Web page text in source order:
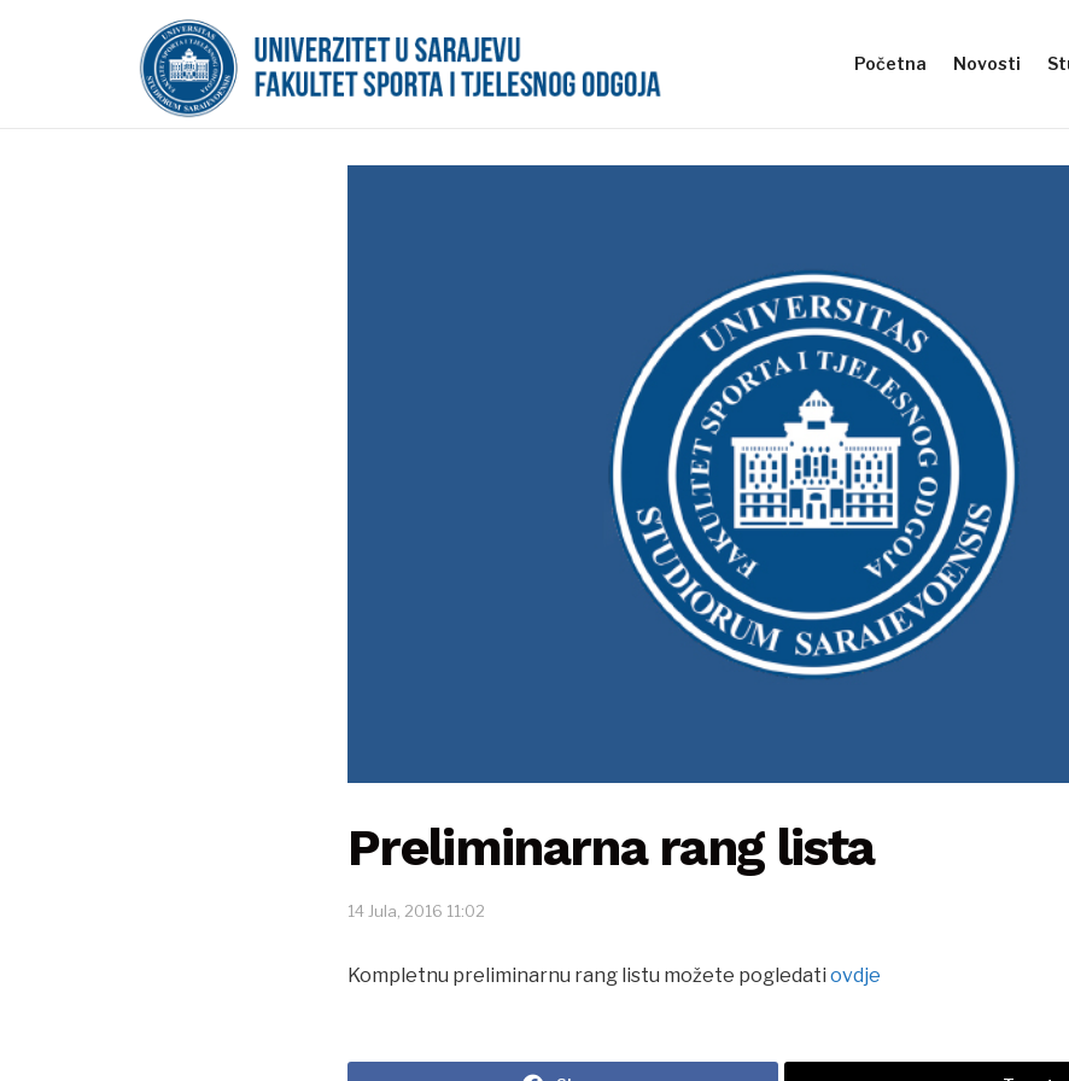
Početna Novosti
Preliminarna rang lista
14 Jula, 2016 11:02
Kompletnu preliminarnu rang listu možete pogledati ovdje